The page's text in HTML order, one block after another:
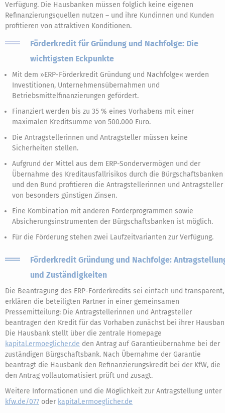
Verfügung. Die Hausbanken müssen folglich keine eigenen
Refinanzierungsquellen nutzen – und ihre Kundinnen und Kunden
profitieren von attraktiven Konditionen.
Förderkredit für Gründung und Nachfolge: Die
wichtigsten Eckpunkte
Mit dem »ERP-Förderkredit Gründung und Nachfolge« werden
Investitionen, Unternehmensübernahmen und
Betriebsmittelfinanzierungen gefördert.
Finanziert werden bis zu 35 % eines Vorhabens mit einer
maximalen Kreditsumme von 500.000 Euro.
Die Antragstellerinnen und Antragsteller müssen keine
Sicherheiten stellen.
Aufgrund der Mittel aus dem ERP-Sondervermögen und der
Übernahme des Kreditausfallrisikos durch die Bürgschaftsbanken
und den Bund profitieren die Antragstellerinnen und Antragsteller
von besonders günstigen Zinsen.
Eine Kombination mit anderen Förderprogrammen sowie
Absicherungsinstrumenten der Bürgschaftsbanken ist möglich.
Für die Förderung stehen zwei Laufzeitvarianten zur Verfügung.
Förderkredit Gründung und Nachfolge:
und Zuständigkeiten
Die Beantragung des ERP-Förderkredits sei einfach und transparent,
erklären die beteiligten Partner in einer gemeinsamen
Pressemitteilung: Die Antragstellerinnen und Antragsteller
beantragen den Kredit für das Vorhaben zunächst bei ihrer
Die Hausbank stellt über die zentrale Homepage
kapital.ermoeglicher.de den Antrag auf Garantieübernahme bei der
zuständigen Bürgschaftsbank. Nach Übernahme der Garantie
beantragt die Hausbank den Refinanzierungskredit bei der KfW, die
den Antrag vollautomatisiert prüft und zusagt.
Weitere Informationen und die Möglichkeit zur Antragstellung unter
kfw.de/077 oder kapital.ermoeglicher.de